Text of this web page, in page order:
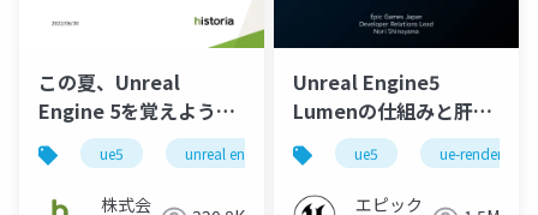
この夏、Unreal
Engine 5を覚えよう！
夏までにUE5を習得す
るための第一歩を教え
ます！
ue5 unreal engine5 unreal engine game
株式会
Unreal Engine5
Lumenの仕組みと肝心
なところ
ue5 ue-rendering
エピック